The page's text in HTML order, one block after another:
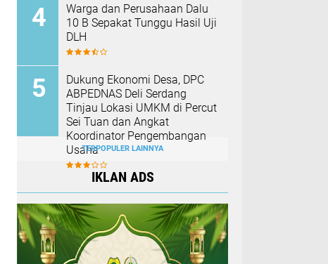
Warga dan Perusahaan Dalu
10 B Sepakat Tunggu Hasil Uji
DLH
Dukung Ekonomi Desa, DPC
ABPEDNAS Deli Serdang
Tinjau Lokasi UMKM di Percut
Sei Tuan dan Angkat
Koordinator Pengembangan
UsahaTERPOPULER LAINNYA
IKLAN ADS